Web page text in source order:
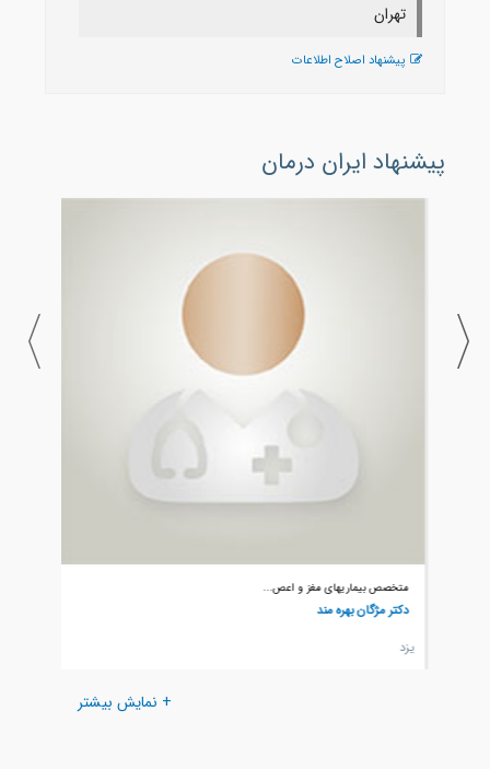
تهران
پیشنهاد اصلاح اطلاعات
پیشنهاد ایران درمان
متخصص بیماریهای مغز و اعص...
دکتر مژگان بهره مند
يزد
+ نمایش بیشتر